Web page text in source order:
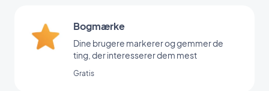
Bogmærke
Dine brugere markerer og gemmer de
ting, der interesserer dem mest
Gratis